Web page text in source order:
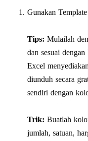
Gunakan
Tips: Mulailah
dan sesuai
Excel
diunduh secara
sendiri dengan
Trik: Buatlah
jumlah, satuan,